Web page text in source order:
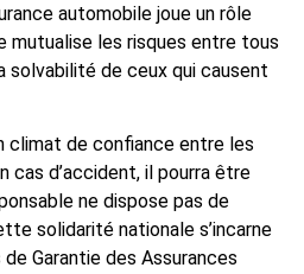
automobile joue un rôle
mutualise les risques entre tous
solvabilité de ceux qui causent
climat de confiance entre les
cas d’accident, il pourra être
ne dispose pas de
solidarité nationale s’incarne
Garantie des Assurances